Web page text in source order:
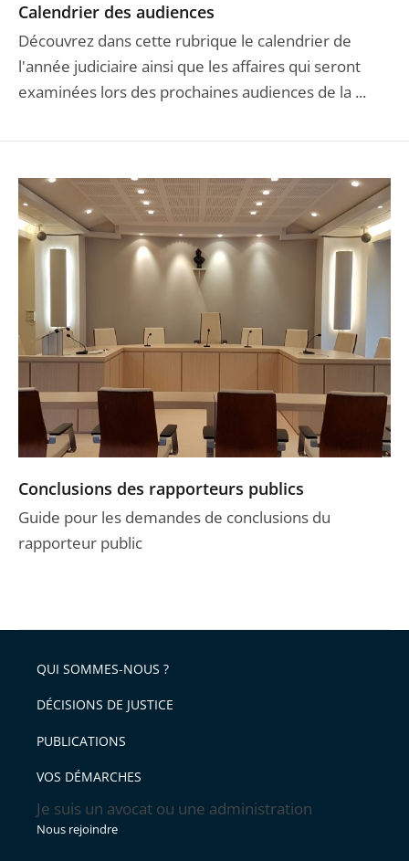
Calendrier des audiences
Découvrez dans cette rubrique le calendrier de
l'année judiciaire ainsi que les affaires qui seront
examinées lors des prochaines audiences de la ...
Conclusions des rapporteurs publics
Guide pour les demandes de conclusions du
rapporteur public
QUI SOMMES-NOUS ?
DÉCISIONS DE JUSTICE
PUBLICATIONS
VOS DÉMARCHES
Je suis un avocat ou une administration
Nous rejoindre